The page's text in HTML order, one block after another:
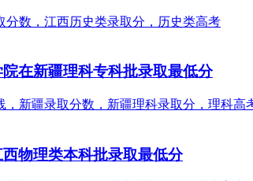
在新疆理科专科批录取最低分
物理类本科批录取最低分